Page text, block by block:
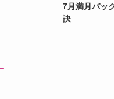
7月満月バッ
訣